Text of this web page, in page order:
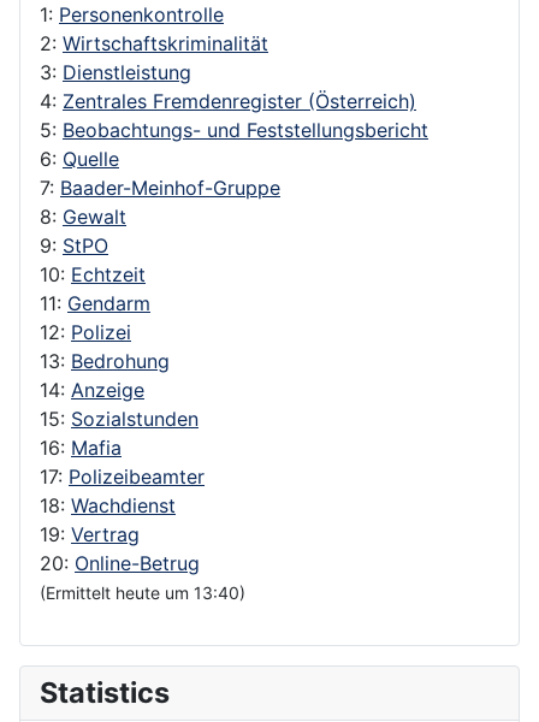
1: Personenkontrolle
2: Wirtschaftskriminalität
3: Dienstleistung
4: Zentrales Fremdenregister (Österreich)
5: Beobachtungs- und Feststellungsbericht
6: Quelle
7: Baader-Meinhof-Gruppe
8: Gewalt
9: StPO
10: Echtzeit
11: Gendarm
12: Polizei
13: Bedrohung
14: Anzeige
15: Sozialstunden
16: Mafia
17: Polizeibeamter
18: Wachdienst
19: Vertrag
20: Online-Betrug
(Ermittelt heute um 13:40)
Statistics